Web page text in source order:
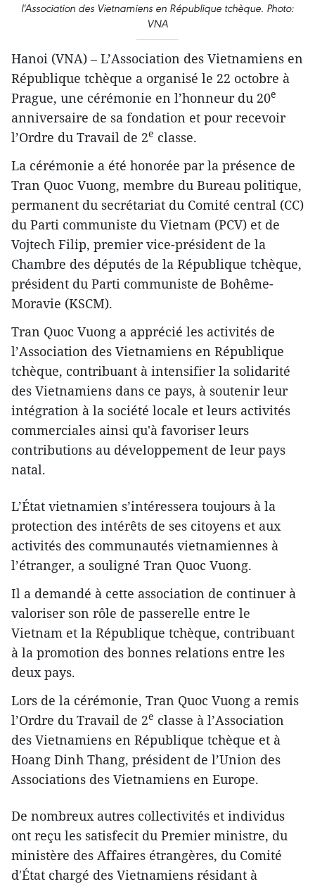
l'Association des Vietnamiens en République tchèque. Photo:
VNA
Hanoi (VNA) – L’Association des Vietnamiens en
République tchèque a organisé le 22 octobre à
Prague, une cérémonie en l’honneur du 20e
anniversaire de sa fondation et pour recevoir
l’Ordre du Travail de 2e classe.
La cérémonie a été honorée par la présence de
Tran Quoc Vuong, membre du Bureau politique,
permanent du secrétariat du Comité central (CC)
du Parti communiste du Vietnam (PCV) et de
Vojtech Filip, premier vice-président de la
Chambre des députés de la République tchèque,
président du Parti communiste de Bohême-
Moravie (KSCM).
Tran Quoc Vuong a apprécié les activités de
l’Association des Vietnamiens en République
tchèque, contribuant à intensifier la solidarité
des Vietnamiens dans ce pays, à soutenir leur
intégration à la société locale et leurs activités
commerciales ainsi qu'à favoriser leurs
contributions au développement de leur pays
natal.
L’État vietnamien s’intéressera toujours à la
protection des intérêts de ses citoyens et aux
activités des communautés vietnamiennes à
l’étranger, a souligné Tran Quoc Vuong.
Il a demandé à cette association de continuer à
valoriser son rôle de passerelle entre le
Vietnam et la République tchèque, contribuant
à la promotion des bonnes relations entre les
deux pays.
Lors de la cérémonie, Tran Quoc Vuong a remis
l’Ordre du Travail de 2e classe à l’Association
des Vietnamiens en République tchèque et à
Hoang Dinh Thang, président de l’Union des
Associations des Vietnamiens en Europe.
De nombreux autres collectivités et individus
ont reçu les satisfecit du Premier ministre, du
ministère des Affaires étrangères, du Comité
d'État chargé des Vietnamiens résidant à